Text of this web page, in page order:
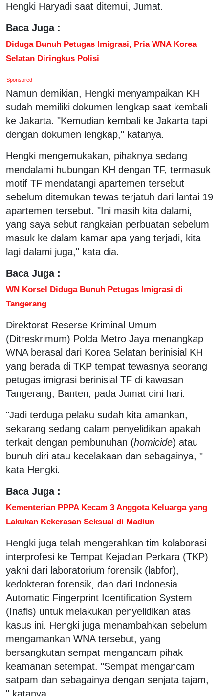
Hengki Haryadi saat ditemui, Jumat.
Baca Juga :
Diduga Bunuh Petugas Imigrasi, Pria WNA Korea
Selatan Diringkus Polisi
Sponsored
Namun demikian, Hengki menyampaikan KH
sudah memiliki dokumen lengkap saat kembali
ke Jakarta. "Kemudian kembali ke Jakarta tapi
dengan dokumen lengkap," katanya.
Hengki mengemukakan, pihaknya sedang
mendalami hubungan KH dengan TF, termasuk
motif TF mendatangi apartemen tersebut
sebelum ditemukan tewas terjatuh dari lantai 19
apartemen tersebut. "Ini masih kita dalami,
yang saya sebut rangkaian perbuatan sebelum
masuk ke dalam kamar apa yang terjadi, kita
lagi dalami juga," kata dia.
Baca Juga :
WN Korsel Diduga Bunuh Petugas Imigrasi di
Tangerang
Direktorat Reserse Kriminal Umum
(Ditreskrimum) Polda Metro Jaya menangkap
WNA berasal dari Korea Selatan berinisial KH
yang berada di TKP tempat tewasnya seorang
petugas imigrasi berinisial TF di kawasan
Tangerang, Banten, pada Jumat dini hari.
"Jadi terduga pelaku sudah kita amankan,
sekarang sedang dalam penyelidikan apakah
terkait dengan pembunuhan (homicide) atau
bunuh diri atau kecelakaan dan sebagainya, "
kata Hengki.
Baca Juga :
Kementerian PPPA Kecam 3 Anggota Keluarga yang
Lakukan Kekerasan Seksual di Madiun
Hengki juga telah mengerahkan tim kolaborasi
interprofesi ke Tempat Kejadian Perkara (TKP)
yakni dari laboratorium forensik (labfor),
kedokteran forensik, dan dari Indonesia
Automatic Fingerprint Identification System
(Inafis) untuk melakukan penyelidikan atas
kasus ini. Hengki juga menambahkan sebelum
mengamankan WNA tersebut, yang
bersangkutan sempat mengancam pihak
keamanan setempat. "Sempat mengancam
satpam dan sebagainya dengan senjata tajam,
" katanya.